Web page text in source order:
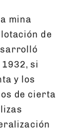
mina
de
si
y los
de cierta